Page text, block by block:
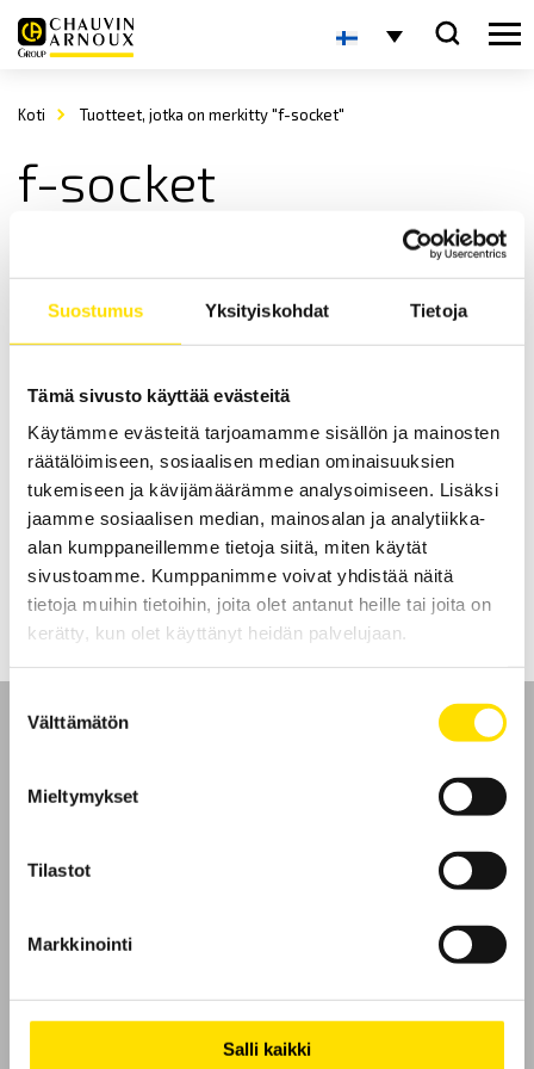
Suostumus Yksityiskohdat Tietoja
Tämä sivusto käyttää evästeitä
Käytämme evästeitä tarjoamamme sisällön ja mainosten
räätälöimiseen, sosiaalisen median ominaisuuksien
tukemiseen ja kävijämäärämme analysoimiseen. Lisäksi
jaamme sosiaalisen median, mainosalan ja analytiikka-
alan kumppaneillemme tietoja siitä, miten käytät
sivustoamme. Kumppanimme voivat yhdistää näitä
tietoja muihin tietoihin, joita olet antanut heille tai joita on
kerätty, kun olet käyttänyt heidän palvelujaan.
valinta
Välttämätön
Mieltymykset
Tilastot
Markkinointi
Salli kaikki
Koti Tuotteet, jotka on merkitty "f-socket"
f-socket
Tekscan paineen ja paineenjakauman mittaus
proteeseissa
Tekscan F-Socket™-järjestelmä soveltuupaineen- ja
voimanjakauman mittaamiseen proteesien sisäpuolella.
LUE LISÄÄ
GDPR
Evästeet